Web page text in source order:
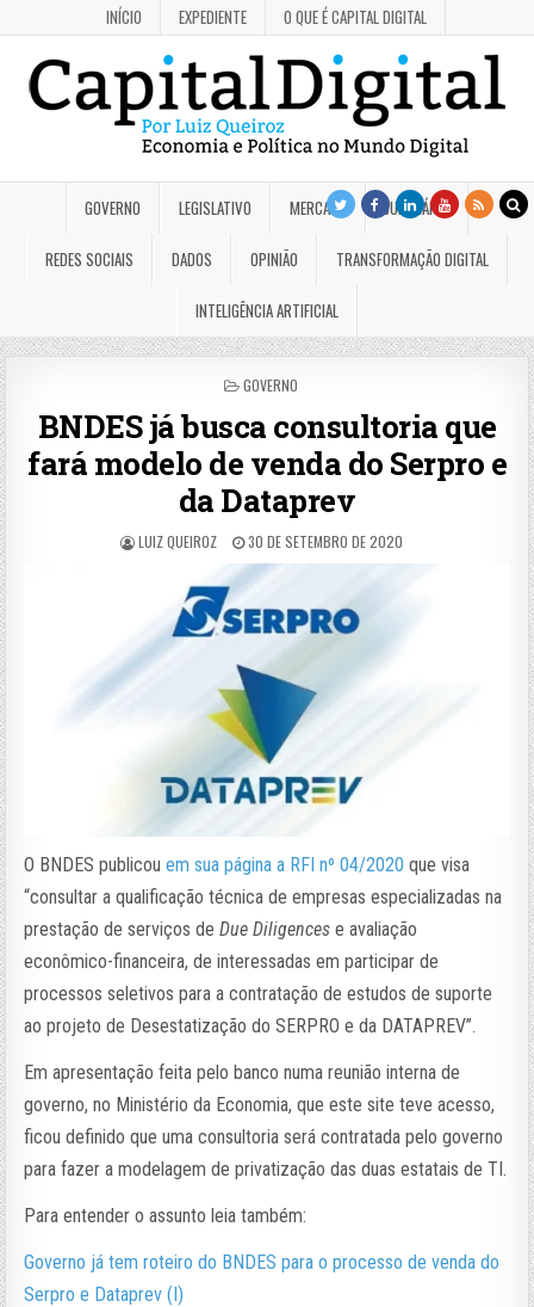
INÍCIO EXPEDIENTE O QUE É CAPITAL DIGITAL
GOVERNO LEGISLATIVO MERCADO JUDICIÁRIO
REDES SOCIAIS DADOS OPINIÃO TRANSFORMAÇÃO DIGITAL
INTELIGÊNCIA ARTIFICIAL
POSTED
GOVERNO
BNDES já busca consultoria que
fará modelo de venda do Serpro e
da Dataprev
LUIZ QUEIROZ 30 DE SETEMBRO DE 2020
O BNDES publicouem sua página a RFI nº 04/2020 que visa
“consultar a qualificação técnica de empresas especializadas na
prestação de serviços deDue Diligences e avaliação
econômico-financeira, de interessadas em participar de
processos seletivos para a contratação de estudos de suporte
ao projeto de Desestatização do SERPRO e da DATAPREV”.
Em apresentação feita pelo banco numa reunião interna de
governo, no Ministério da Economia, que este site teve acesso,
ficou definido que uma consultoria será contratada pelo governo
para fazer a modelagem de privatização das duas estatais de TI.
Para entender o assunto leia também:
Governo já tem roteiro do BNDES para o processo de venda do
Serpro e Dataprev (I)